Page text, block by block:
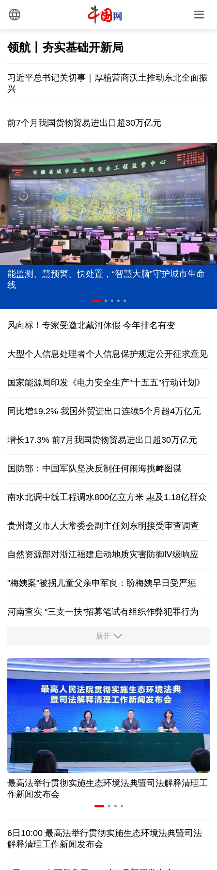
领航丨夯实基础开新局
习近平总书记关切事｜厚植营商沃土推动东北全面振
兴
前7个月我国货物贸易进出口超30万亿元
能监测、慧预警、快处置，“智慧大脑”守护城市生命
线
风向标！专家受邀北戴河休假 今年排名有变
大型个人信息处理者个人信息保护规定公开征求意见
国家能源局印发《电力安全生产"十五五"行动计划》
同比增19.2% 我国外贸进出口连续5个月超4万亿元
增长17.3% 前7月我国货物贸易进出口超30万亿元
国防部：中国军队坚决反制任何闹海挑衅图谋
南水北调中线工程调水800亿立方米 惠及1.18亿群众
贵州遵义市人大常委会副主任刘东明接受审查调查
自然资源部对浙江福建启动地质灾害防御Ⅳ级响应
"梅姨案"被拐儿童父亲申军良：盼梅姨早日受严惩
河南查实 "三支一扶"招募笔试有组织作弊犯罪行为
东航：国内客票提前14天免费退改
近346亿元 广东电网交出上半年投资建设亮眼答卷
31省份上半年外贸成绩单出炉 见证产业提质跃迁
比一张A4纸还要薄！我国高端钢材迎来密集突破
让药品更好触达患者 多款新药选择网络平台首发
7月份中国仓储指数保持扩张 行业运行韧性较强
乌总统呼吁向乌提供更多导弹 特朗普：我们也想要
展开
最高法举行贯彻实施生态环境法典暨司法解释清理工
作新闻发布会
6日10:00 最高法举行贯彻实施生态环境法典暨司法
解释清理工作新闻发布会